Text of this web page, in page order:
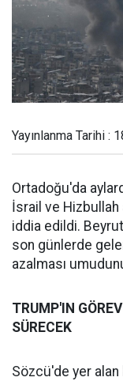
Yayınlanma Tarihi :
Ortadoğu'da
İsrail ve Hizbullah
iddia edildi.
son günlerde
azalması
TRUMP'IN
SÜRECEK
Sözcü'de yer